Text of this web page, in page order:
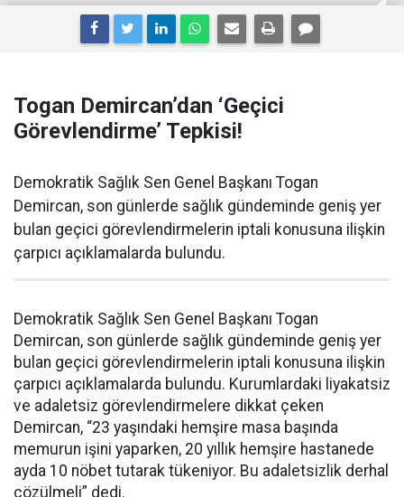
Togan Demircan’dan ‘Geçici
Görevlendirme’ Tepkisi!
Demokratik Sağlık Sen Genel Başkanı Togan
Demircan, son günlerde sağlık gündeminde geniş yer
bulan geçici görevlendirmelerin iptali konusuna ilişkin
çarpıcı açıklamalarda bulundu.
Demokratik Sağlık Sen Genel Başkanı Togan
Demircan, son günlerde sağlık gündeminde geniş yer
bulan geçici görevlendirmelerin iptali konusuna ilişkin
çarpıcı açıklamalarda bulundu. Kurumlardaki liyakatsiz
ve adaletsiz görevlendirmelere dikkat çeken
Demircan, “23 yaşındaki hemşire masa başında
memurun işini yaparken, 20 yıllık hemşire hastanede
ayda 10 nöbet tutarak tükeniyor. Bu adaletsizlik derhal
çözülmeli” dedi.